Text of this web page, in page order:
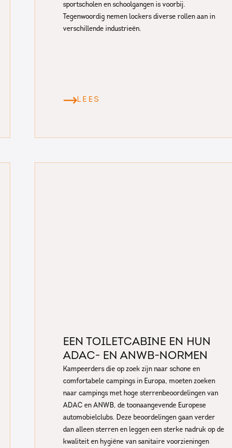
sportscholen en schoolgangen is voorbij.
Tegenwoordig nemen lockers diverse rollen aan in
verschillende industrieën.
LEES
Een toiletcabine en hun
ADAC- en ANWB-normen
Kampeerders die op zoek zijn naar schone en
comfortabele campings in Europa, moeten zoeken
naar campings met hoge sterrenbeoordelingen van
ADAC en ANWB, de toonaangevende Europese
automobielclubs. Deze beoordelingen gaan verder
dan alleen sterren en leggen een sterke nadruk op de
kwaliteit en hygiëne van sanitaire voorzieningen